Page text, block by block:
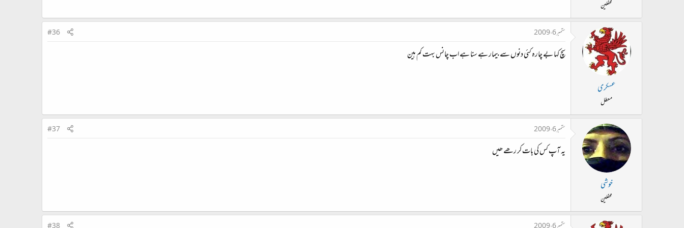
محفلین
عسکری
معطل
ستمبر 6، 2009 #36
سچ کہا بے چارہ کئی دنوں سے بیمار ہے سنا ہے اب چانس بہت کم ہین
خوشی
محفلین
ستمبر 6، 2009 #37
یہ آپ کس کی بات کر رھے ھیں